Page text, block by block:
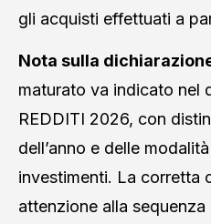
gli acquisti effettuati a
Nota sulla
maturato va indicato nel
REDDITI 2026, con
dell’anno e delle
investimenti. La corretta
attenzione alla